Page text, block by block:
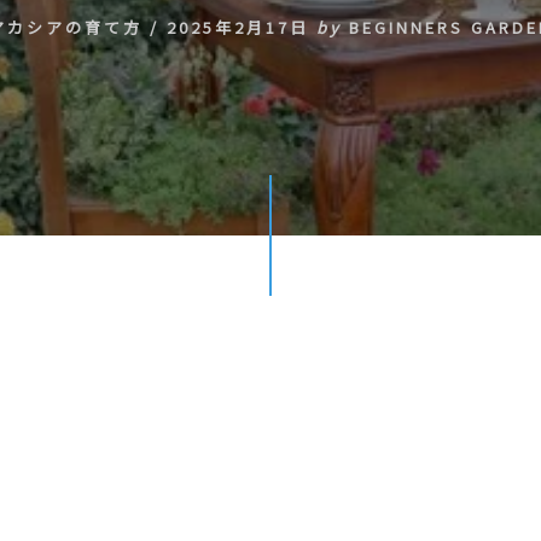
カシアの育て方/ 2025年2月17日 by BEGINNERS